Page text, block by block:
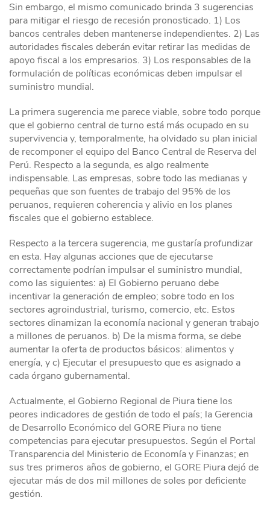
Sin embargo, el mismo comunicado brinda 3 sugerencias
para mitigar el riesgo de recesión pronosticado. 1) Los
bancos centrales deben mantenerse independientes. 2) Las
autoridades fiscales deberán evitar retirar las medidas de
apoyo fiscal a los empresarios. 3) Los responsables de la
formulación de políticas económicas deben impulsar el
suministro mundial.
La primera sugerencia me parece viable, sobre todo porque
que el gobierno central de turno está más ocupado en su
supervivencia y, temporalmente, ha olvidado su plan inicial
de recomponer el equipo del Banco Central de Reserva del
Perú. Respecto a la segunda, es algo realmente
indispensable. Las empresas, sobre todo las medianas y
pequeñas que son fuentes de trabajo del 95% de los
peruanos, requieren coherencia y alivio en los planes
fiscales que el gobierno establece.
Respecto a la tercera sugerencia, me gustaría profundizar
en esta. Hay algunas acciones que de ejecutarse
correctamente podrían impulsar el suministro mundial,
como las siguientes: a) El Gobierno peruano debe
incentivar la generación de empleo; sobre todo en los
sectores agroindustrial, turismo, comercio, etc. Estos
sectores dinamizan la economía nacional y generan trabajo
a millones de peruanos. b) De la misma forma, se debe
aumentar la oferta de productos básicos: alimentos y
energía, y c) Ejecutar el presupuesto que es asignado a
cada órgano gubernamental.
Actualmente, el Gobierno Regional de Piura tiene los
peores indicadores de gestión de todo el país; la Gerencia
de Desarrollo Económico del GORE Piura no tiene
competencias para ejecutar presupuestos. Según el Portal
Transparencia del Ministerio de Economía y Finanzas; en
sus tres primeros años de gobierno, el GORE Piura dejó de
ejecutar más de dos mil millones de soles por deficiente
gestión.